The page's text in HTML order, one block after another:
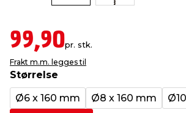
& ugress
99,90pr. stk.
Frakt m.m. legges til
Størrelse
Ø6 x 160 mm
Ø8 x 160 mm